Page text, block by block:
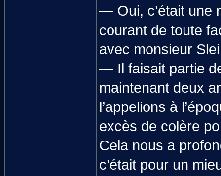
— Oui, c’était une
courant de toute
avec monsieur
— Il faisait partie
maintenant deux
l’appelions à
excès de colère
Cela nous a
c’était pour un